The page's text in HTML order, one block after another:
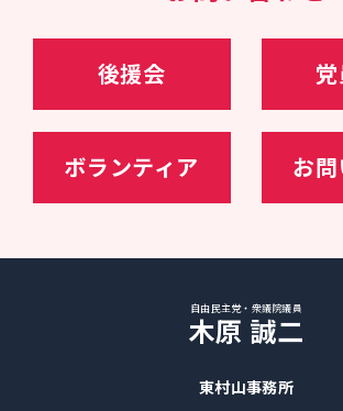
事長代理・政調会長特別補
後援会
ボランティア お
自由民主党・衆議院議員
木原 誠二
東村山事務所